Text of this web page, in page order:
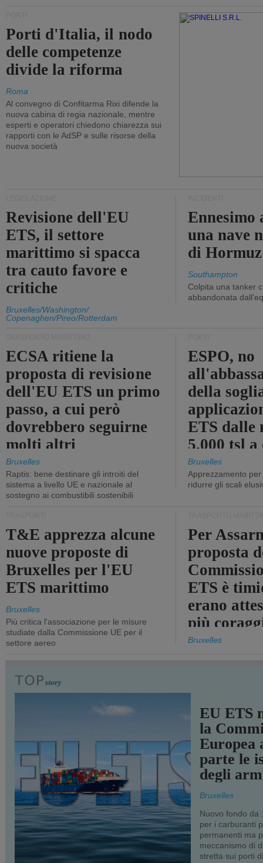
Porti d'Italia, il nodo
delle competenze
divide la riforma
Roma
Al convegno di Confitarma Rixi difende la
nuova cabina di regia nazionale, mentre
esperti e operatori chiedono chiarezza sui
rapporti con le AdSP e sulle risorse della
nuova società
Revisione dell'EU
ETS, il settore
marittimo si spacca
tra cauto favore e
critiche
Bruxelles/Washington/
Copenaghen/Pireo/Rotterdam
Ennesimo
una nave
di Hormuz
Southampton
Colpita una tanker
abbandonata
ECSA ritiene la
proposta di revisione
dell'EU ETS un primo
passo, a cui però
dovrebbero seguirne
molti altri
Bruxelles
Raptis: bene destinare gli introiti del
sistema a livello UE e nazionale al
sostegno ai combustibili sostenibili
ESPO, no
della
ETS dalle
5.000 tsl
400 tsl
Bruxelles
Apprezzamento
ridurre gli scali
T&E apprezza alcune
nuove proposte di
Bruxelles per l'EU
ETS marittimo
Bruxelles
Più critica l'associazione per le misure
studiate dalla Commissione UE per il
settore aereo
Per
proposta
ETS è
erano
più
Bruxelles
EU ETS
la
Europea
parte le
degli
Bruxelles
Nuovo fondo da
per i carburanti
permanenti ma
meccanismo di
stretta sui porti